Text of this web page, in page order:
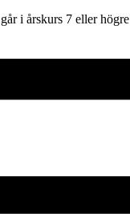
i årskurs 7 eller